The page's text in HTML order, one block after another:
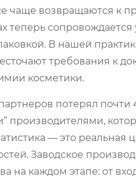
чаще возвращаются к
теперь
В нашей
требования к
косметики.
потерял почти
производителями,
— это
Заводское
на каждом этапе: от